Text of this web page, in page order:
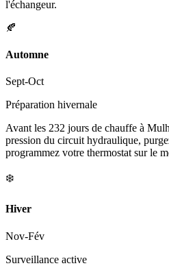
l'échangeur.
🍂
Automne
Sept-Oct
Préparation hivernale
Avant les 232 jours de chauffe à
pression du circuit hydraulique,
programmez votre thermostat sur le
❄️
Hiver
Nov-Fév
Surveillance active